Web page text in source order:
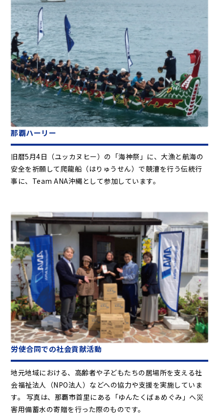
那覇ハーリー
旧暦5月4日（ユッカヌヒー）の「海神祭」に、大漁と航海の
安全を祈願して爬龍船（はりゅうせん）で競漕を行う伝統行
事に、Team ANA沖縄として参加しています。
労使合同での社会貢献活動
地元地域における、高齢者や子どもたちの居場所を支える社
会福祉法人（NPO法人）などへの協力や支援を実施していま
す。 写真は、那覇市首里にある「ゆんたくばぁめぐみ」へ災
害用備蓄水の寄贈を行った際のものです。